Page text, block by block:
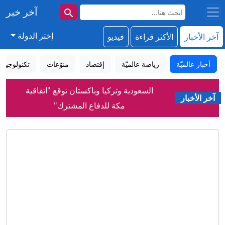
آخر خبر
آخر الأخبار الأكثر قراءة فيديو إختر الدولة
أخبار عالميّة رياضة عالميّة إقتصاد منوّعات تكنولوجيا
آخر الأخبار
السعودية وتركيا وباكستان توقع "اتفاقية
مكة للدفاع المشترك"
ترامب يحاول مجددًا الحد من سياحة الولادة
ومنح الجنسية بالولادة